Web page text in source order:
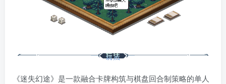
《迷失幻途》是一款融合卡牌构筑与棋盘回合制策略的单人